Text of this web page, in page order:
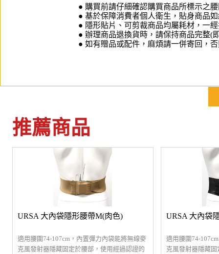
● 購買前請仔細確認購買商品所標示之
● 基於保障消費者個人衛生，貼身商品
● 隱形貼片、可剪裁商品均屬耗材，一
● 辦理商品退換貨時，請保持商品完整(
● 如有贈品或配件，麻煩請一併寄回，
推薦商品
URSA 大內袋隱形腰帶M(肉色)
適用腰圍74-107cm，內置彈力內袋能將無線麥
克風發射器隱藏固定於腰部，使用經過認證的
URSA 大內袋
適用腰圍74-
克風發射器隱藏